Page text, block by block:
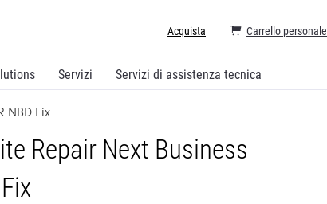
Servizi Servizi di assistenza tecnica
Carrello personale
Acquista
NBD Fix
Repair Next Business